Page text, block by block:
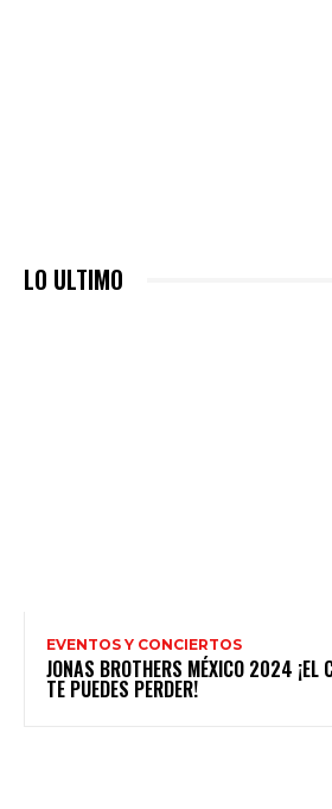
LO ULTIMO
EVENTOS Y CONCIERTOS
JONAS BROTHERS MÉXICO 2024 ¡EL
TE PUEDES PERDER!